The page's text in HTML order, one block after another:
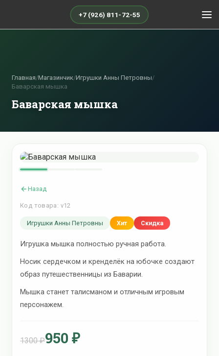
+7 (926) 811-72-55
Главная/Магазинчик/Игрушки Анны Петровны/
Баварская мышка
Баварская мышка
Назад
Код товара: v12
Игрушки Анны Петровны Хит Скидка
Игрушка мышка полностью ручная работа.
Носик сердечком и кренделёк на юбочке создают
образ путешественницы из Баварии.
Мышка станет талисманом и отличным игровым
персонажем.
1300 ₽950 ₽